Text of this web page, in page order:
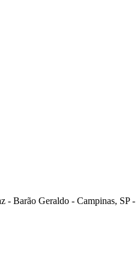
- Barão Geraldo - Campinas, SP -